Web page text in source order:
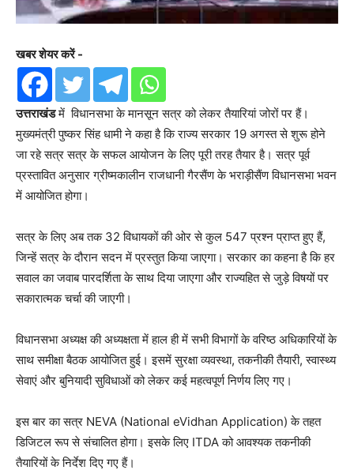
खबर शेयर करें -
उत्तराखंडमें विधानसभा के मानसून सत्र को लेकर तैयारियां जोरों पर हैं।
मुख्यमंत्री पुष्कर सिंह धामी ने कहा है कि राज्य सरकार 19 अगस्त से शुरू होने
जा रहे सत्र सत्र के सफल आयोजन के लिए पूरी तरह तैयार है। सत्र पूर्व
प्रस्तावित अनुसार ग्रीष्मकालीन राजधानी गैरसैंण के भराड़ीसैंण विधानसभा भवन
में आयोजित होगा।
सत्र के लिए अब तक 32 विधायकों की ओर से कुल 547 प्रश्न प्राप्त हुए हैं,
जिन्हें सत्र के दौरान सदन में प्रस्तुत किया जाएगा। सरकार का कहना है कि हर
सवाल का जवाब पारदर्शिता के साथ दिया जाएगा और राज्यहित से जुड़े विषयों पर
सकारात्मक चर्चा की जाएगी।
विधानसभा अध्यक्ष की अध्यक्षता में हाल ही में सभी विभागों के वरिष्ठ अधिकारियों के
साथ समीक्षा बैठक आयोजित हुई। इसमें सुरक्षा व्यवस्था, तकनीकी तैयारी, स्वास्थ्य
सेवाएं और बुनियादी सुविधाओं को लेकर कई महत्वपूर्ण निर्णय लिए गए।
इस बार का सत्र NEVA (National eVidhan Application) के तहत
डिजिटल रूप से संचालित होगा। इसके लिए ITDA को आवश्यक तकनीकी
तैयारियों के निर्देश दिए गए हैं।